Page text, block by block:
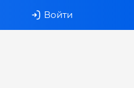
Войти